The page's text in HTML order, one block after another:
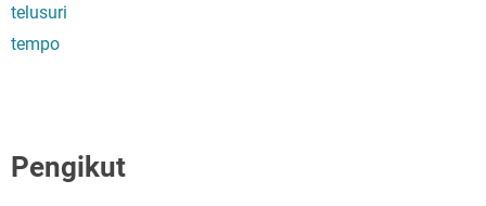
telusuri
tempo
Pengikut